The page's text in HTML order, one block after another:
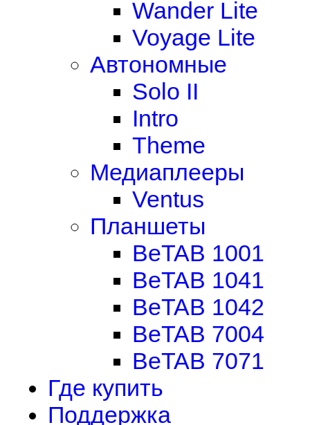
Wander Lite
Voyage Lite
Автономные
Solo II
Intro
Theme
Медиаплееры
Ventus
Планшеты
BeTAB 1001
BeTAB 1041
BeTAB 1042
BeTAB 7004
BeTAB 7071
Где купить
Поддержка